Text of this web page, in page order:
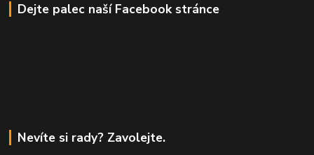
Dejte palec naší Facebook stránce
Nevíte si rady? Zavolejte.